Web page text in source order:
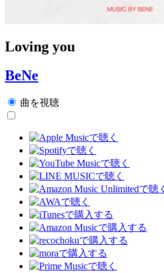
Loving you
BeNe
曲を視聴